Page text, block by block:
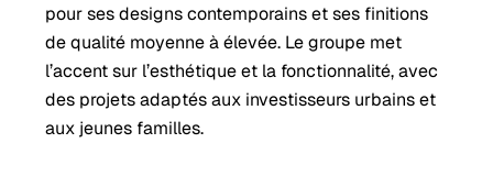
pour ses designs contemporains et ses finitions
de qualité moyenne à élevée. Le groupe met
l’accent sur l’esthétique et la fonctionnalité, avec
des projets adaptés aux investisseurs urbains et
aux jeunes familles.